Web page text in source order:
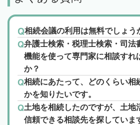
相続会議の利用は無料でしょう
弁護士検索・税理士検索・司法
機能を使って専門家に相談すれ
か？
相続にあたって、どのくらい相
かを知りたいです。
土地を相続したのですが、土地
信頼できる相談先を探していま